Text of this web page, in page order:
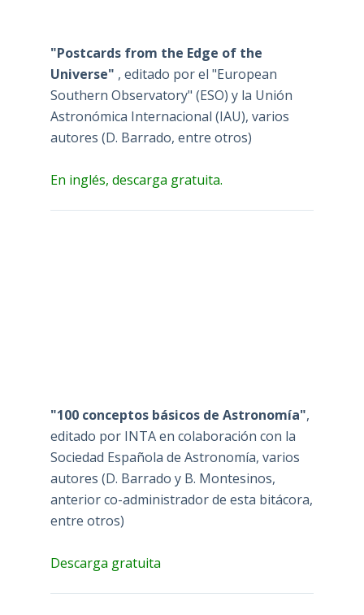
"Postcards from the Edge of the
Universe" , editado por el "European
Southern Observatory" (ESO) y la Unión
Astronómica Internacional (IAU), varios
autores (D. Barrado, entre otros)
En inglés, descarga gratuita.
"100 conceptos básicos de Astronomía",
editado por INTA en colaboración con la
Sociedad Española de Astronomía, varios
autores (D. Barrado y B. Montesinos,
anterior co-administrador de esta bitácora,
entre otros)
Descarga gratuita